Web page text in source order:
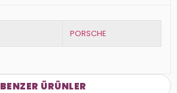
PORSCHE
BENZER ÜRÜNLER